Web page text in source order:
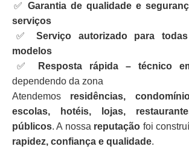
✅Garantia de qualidade e
serviços
✅Serviço autorizado para
modelos
✅
Resposta rápida – técnico
dependendo da zona
Atendemos residências,
escolas, hotéis, lojas,
públicos. A nossa reputação foi
rapidez, confiança e qualidade.